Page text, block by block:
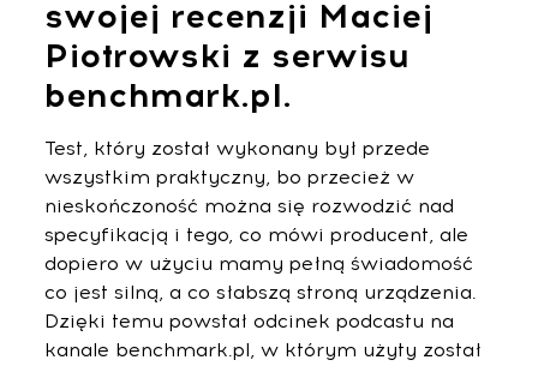
swojej recenzji Maciej
Piotrowski z serwisu
benchmark.pl.
Test, który został wykonany był przede
wszystkim praktyczny, bo przecież w
nieskończoność można się rozwodzić nad
specyfikacją i tego, co mówi producent, ale
dopiero w użyciu mamy pełną świadomość
co jest silną, a co słabszą stroną urządzenia.
Dzięki temu powstał odcinek podcastu na
kanale benchmark.pl, w którym użyty został